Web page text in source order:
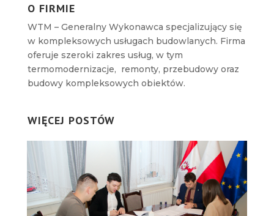
O FIRMIE
WTM – Generalny Wykonawca specjalizujący się
w kompleksowych usługach budowlanych. Firma
oferuje szeroki zakres usług, w tym
termomodernizacje, remonty, przebudowy oraz
budowy kompleksowych obiektów.
WIĘCEJ POSTÓW